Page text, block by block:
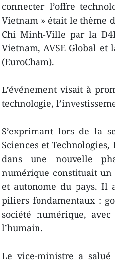
connecter l’offre
Vietnam » était le thème
Chi Minh-Ville par la
Vietnam, AVSE Global et
(EuroCham).
L’événement visait à
technologie,
S’exprimant lors de la
Sciences et
dans une nouvelle
numérique constituait
et autonome du pays. Il
piliers fondamentaux :
société numérique,
l’humain.
Le vice-ministre a salué